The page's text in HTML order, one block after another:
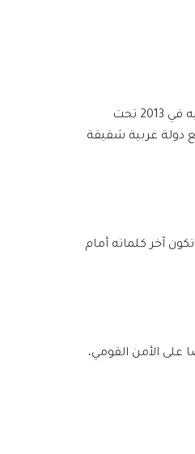
لمرسي قصة خاصة مع يونيو/حزيران، ففيه انتخب رئيسا لمصر عام 2012، وفيه جرى الانقلاب عليه في 2013 تحت
يحاكَم بتهمة التخابر مع دولة عربية شقيقة
آخر كلماته أمام
على الأمن القومي،